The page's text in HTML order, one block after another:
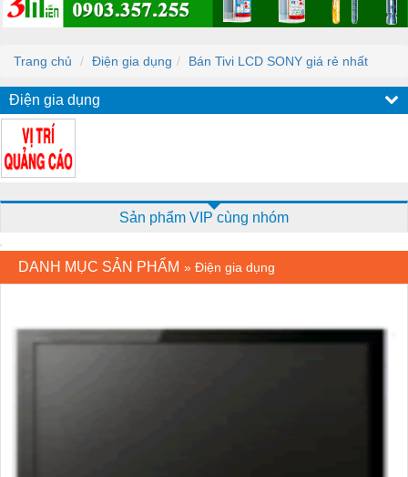
Trang chủ Điện gia dụng Bán Tivi LCD SONY giá rẻ nhất
Điện gia dụng
Sản phẩm VIP cùng nhóm
DANH MỤC SẢN PHẨM » Điện gia dụng